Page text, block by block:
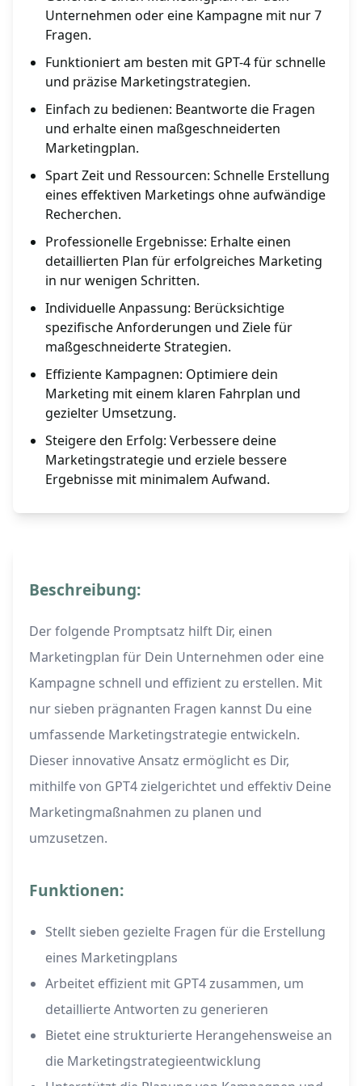
Unternehmen oder eine Kampagne mit nur 7
Fragen.
Funktioniert am besten mit GPT-4 für schnelle
und präzise Marketingstrategien.
Einfach zu bedienen: Beantworte die Fragen
und erhalte einen maßgeschneiderten
Marketingplan.
Spart Zeit und Ressourcen: Schnelle Erstellung
eines effektiven Marketings ohne aufwändige
Recherchen.
Professionelle Ergebnisse: Erhalte einen
detaillierten Plan für erfolgreiches Marketing
in nur wenigen Schritten.
Individuelle Anpassung: Berücksichtige
spezifische Anforderungen und Ziele für
maßgeschneiderte Strategien.
Effiziente Kampagnen: Optimiere dein
Marketing mit einem klaren Fahrplan und
gezielter Umsetzung.
Steigere den Erfolg: Verbessere deine
Marketingstrategie und erziele bessere
Ergebnisse mit minimalem Aufwand.
Beschreibung:
Der folgende Promptsatz hilft Dir, einen
Marketingplan für Dein Unternehmen oder eine
Kampagne schnell und effizient zu erstellen. Mit
nur sieben prägnanten Fragen kannst Du eine
umfassende Marketingstrategie entwickeln.
Dieser innovative Ansatz ermöglicht es Dir,
mithilfe von GPT4 zielgerichtet und effektiv Deine
Marketingmaßnahmen zu planen und
umzusetzen.
Funktionen:
Stellt sieben gezielte Fragen für die Erstellung
eines Marketingplans
Arbeitet effizient mit GPT4 zusammen, um
detaillierte Antworten zu generieren
Bietet eine strukturierte Herangehensweise an
die Marketingstrategieentwicklung